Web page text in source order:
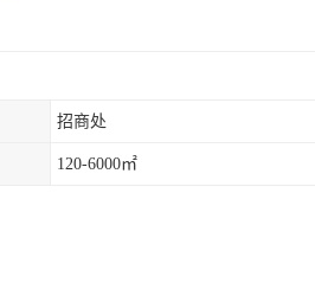
招商处
120-6000㎡